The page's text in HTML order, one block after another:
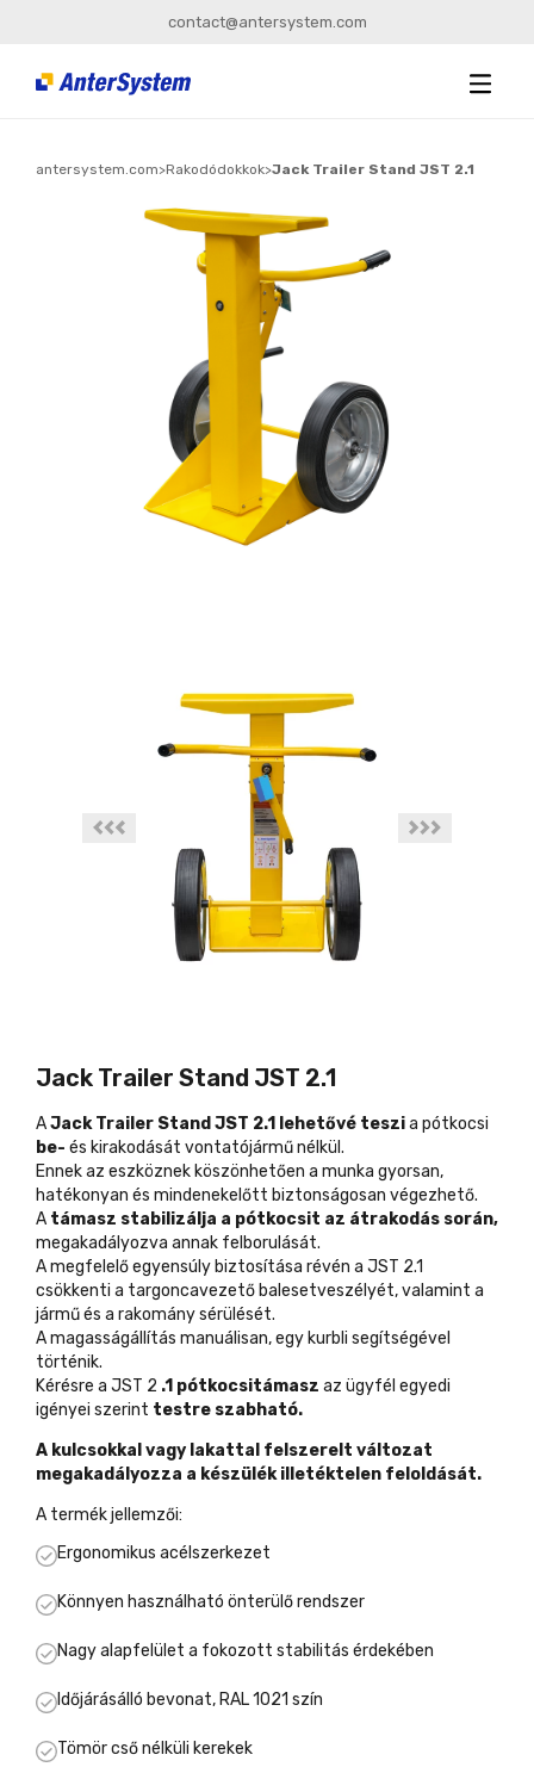
contact@antersystem.com
antersystem.com>Rakodódokkok>Jack Trailer Stand JST 2.1
Jack Trailer Stand JST 2.1
AJack Trailer Stand JST 2.1 lehetővé teszia pótkocsi
be- és kirakodását vontatójármű nélkül.
Ennek az eszköznek köszönhetően a munka gyorsan,
hatékonyan és mindenekelőtt biztonságosan végezhető.
A támasz stabilizálja a pótkocsit az átrakodás során,
megakadályozva annak felborulását.
A megfelelő egyensúly biztosítása révén a JST 2.1
csökkenti a targoncavezető balesetveszélyét, valamint a
jármű és a rakomány sérülését.
A magasságállítás manuálisan, egy kurbli segítségével
történik.
Kérésre a JST 2 .1 pótkocsitámasz az ügyfél egyedi
igényei szerint testre szabható.
A kulcsokkal vagy lakattal felszerelt változat
megakadályozza a készülék illetéktelen feloldását.
A termék jellemzői:
Ergonomikus acélszerkezet
Könnyen használható önterülő rendszer
Nagy alapfelület a fokozott stabilitás érdekében
Időjárásálló bevonat, RAL 1021 szín
Tömör cső nélküli kerekek